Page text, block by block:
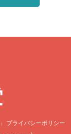
| プライバシーポリシー